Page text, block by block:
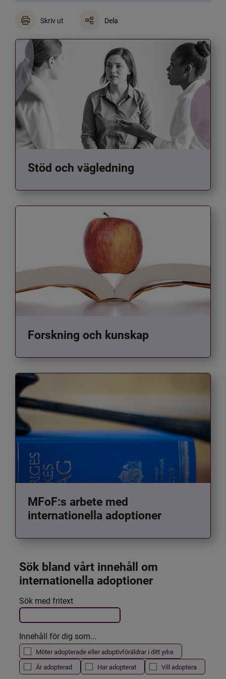
Skriv ut Dela
Stöd och vägledning
Forskning och kunskap
MFoF:s arbete med
internationella adoptioner
Sök bland vårt innehåll om
internationella adoptioner
Filtrera resultatet
Det här formuläret postas automatiskt
Sök med fritext
Innehåll för dig som...
Möter adopterade eller adoptivföräldrar i ditt yrke
Är adopterad
Har adopterat Vill adoptera